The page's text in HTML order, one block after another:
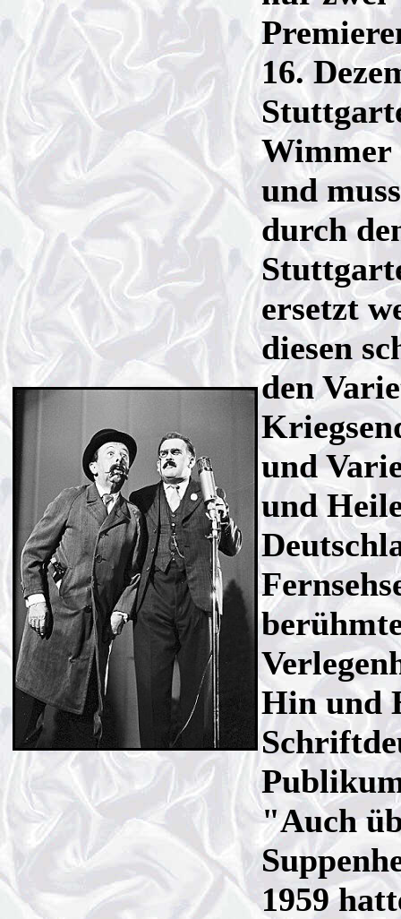
16.
Wimmer
und
durch
ersetzt
diesen
den
und
und
Hin und
"Auch
1959